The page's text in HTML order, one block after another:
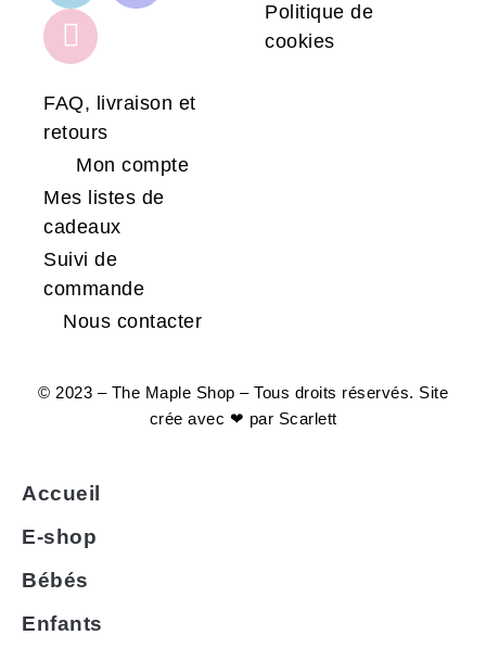
FAQ, livraison et
retours
Mon compte
Mes listes de
cadeaux
Suivi de
commande
Nous contacter
Politique de
cookies
© 2023 – The Maple Shop – Tous droits réservés. Site
crée avec ❤ par Scarlett
Accueil
E-shop
Bébés
Enfants